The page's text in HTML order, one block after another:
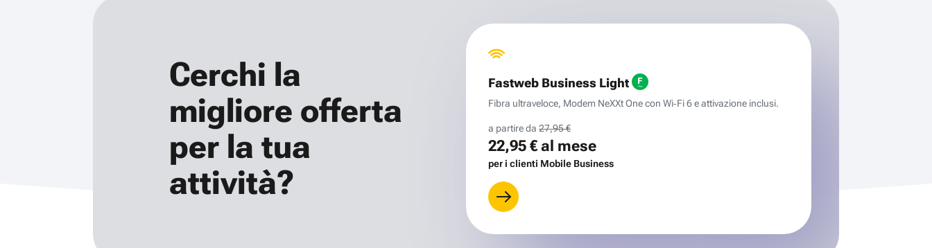
Cerchi la
migliore offerta
per la tua
attività?
Fastweb Business Light
Fibra ultraveloce, Modem NeXXt One con Wi‑Fi 6 e attivazione inclusi.
a partire da 27,95 €
22,95 €al mese
per i clienti Mobile Business